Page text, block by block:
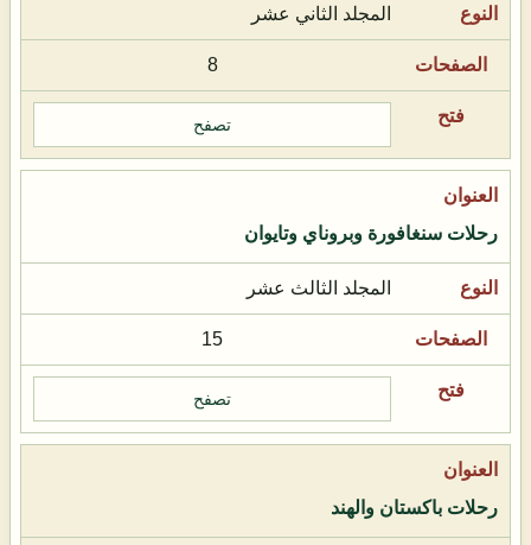
المجلد الثاني عشر
8
تصفح
رحلات سنغافورة وبروناي وتايوان
المجلد الثالث عشر
15
تصفح
رحلات باكستان والهند